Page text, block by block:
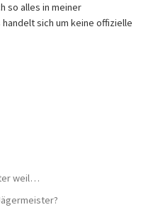
so alles in meiner
sich um keine offizielle
weil…